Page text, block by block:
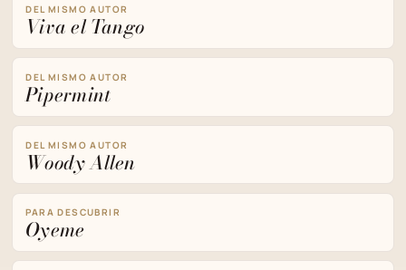
DEL MISMO AUTOR
Viva el Tango
DEL MISMO AUTOR
Pipermint
DEL MISMO AUTOR
Woody Allen
PARA DESCUBRIR
Oyeme